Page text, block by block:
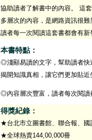
協助讀者了解書中的內容。 這
多層次的內容，是網路資訊很
讀者每一次閱讀這套書都會有
本書特點：
◎淺顯易讀的文字，幫助讀者快
揭開知識真相，讓它們更加貼
◎內容層次豐富，讀者每次閱讀
得獎紀錄：
★台北市立圖書館、聯合報、
★全球熱賣144,00,000冊